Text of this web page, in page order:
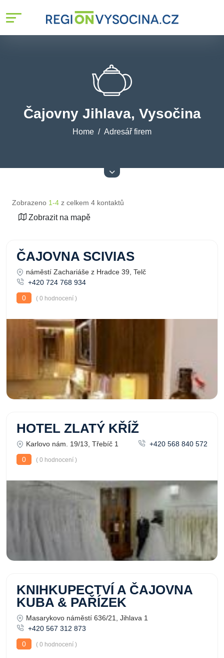
Čajovny Jihlava, Vysočina
Home Adresář firem
Zobrazeno 1-4 z celkem 4 kontaktů
Zobrazit na mapě
ČAJOVNA SCIVIAS
náměstí Zachariáše z Hradce 39, Telč
+420 724 768 934
0
( 0 hodnocení )
HOTEL ZLATÝ KŘÍŽ
Karlovo nám. 19/13, Třebíč 1
+420 568 840 572
0
( 0 hodnocení )
KNIHKUPECTVÍ A ČAJOVNA
KUBA & PAŘÍZEK
Masarykovo náměstí 636/21, Jihlava 1
+420 567 312 873
0
( 0 hodnocení )